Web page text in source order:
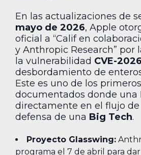
En las actualizaciones de
mayo de 2026, Apple
oficial a “Calif en
y Anthropic Research” por
la vulnerabilidad CVE-
desbordamiento de
Este es uno de los
documentados donde una
directamente en el flujo
defensa de una Big Tech.
Proyecto Glasswing:
programa el 7 de abril para